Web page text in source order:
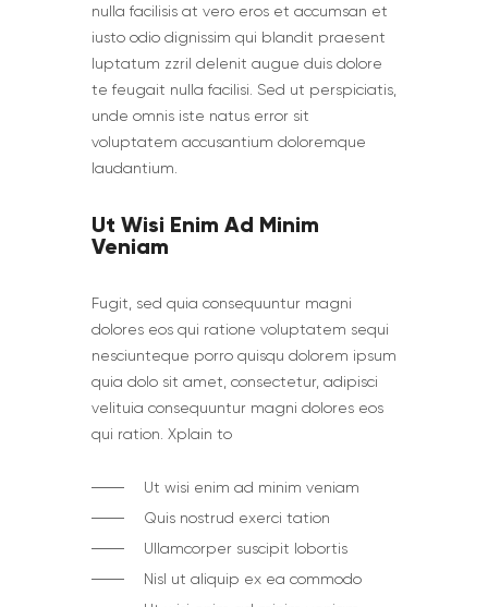
nulla facilisis at vero eros et accumsan et
iusto odio dignissim qui blandit praesent
luptatum zzril delenit augue duis dolore
te feugait nulla facilisi. Sed ut perspiciatis,
unde omnis iste natus error sit
voluptatem accusantium doloremque
laudantium.
Ut Wisi Enim Ad Minim
Veniam
Fugit, sed quia consequuntur magni
dolores eos qui ratione voluptatem sequi
nesciunteque porro quisqu dolorem ipsum
quia dolo sit amet, consectetur, adipisci
velituia consequuntur magni dolores eos
qui ration. Xplain to
Ut wisi enim ad minim veniam
Quis nostrud exerci tation
Ullamcorper suscipit lobortis
Nisl ut aliquip ex ea commodo